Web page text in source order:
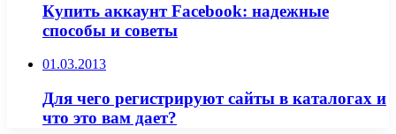
Купить аккаунт Facebook: надежные
способы и советы
01.03.2013
Для чего регистрируют сайты в каталогах и
что это вам дает?